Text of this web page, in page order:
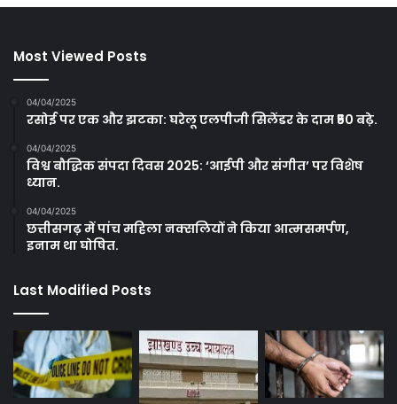
Most Viewed Posts
04/04/2025
रसोई पर एक और झटका: घरेलू एलपीजी सिलेंडर के दाम ₹50 बढ़े.
04/04/2025
विश्व बौद्धिक संपदा दिवस 2025: ‘आईपी और संगीत’ पर विशेष
ध्यान.
04/04/2025
छत्तीसगढ़ में पांच महिला नक्सलियों ने किया आत्मसमर्पण,
इनाम था घोषित.
Last Modified Posts